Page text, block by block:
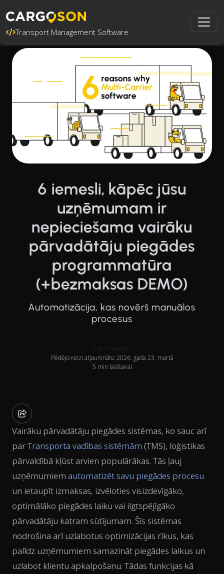
Transport Management Software
6 iemesli, kāpēc jūsu
uzņēmumam ir
nepieciešama vairāku
pārvadātāju piegādes
programmatūra
(+bezmaksas DEMO)
Automatizācija, kas novērš manuālos
procesus
Tanel Vaarmann
Pēdējo reizi atjaunināts: 2026. gada 23. martā
5 min lasīšanai
Vairāku pārvadātāju piegādes sistēmas, ko sauc arī
parTransporta vadības sistēmām (TMS), loģistikas
pārvaldībā kļūst arvien populārākas. Tās ļauj
uzņēmumiem automatizēt savu piegādes procesu
un ietaupīt izmaksas, izvēloties visizdevīgāko,
optimālāko piegādes laiku vai ilgtspējīgāko
pārvadātāju katram sūtījumam. Šīs sistēmas
nodrošina arī uzlabotus optimizācijas rīkus, kas
palīdz uzņēmumiem samazināt piegādes laikus un
uzlabot klientu apkalpošanu. Tādas funkcijas kā